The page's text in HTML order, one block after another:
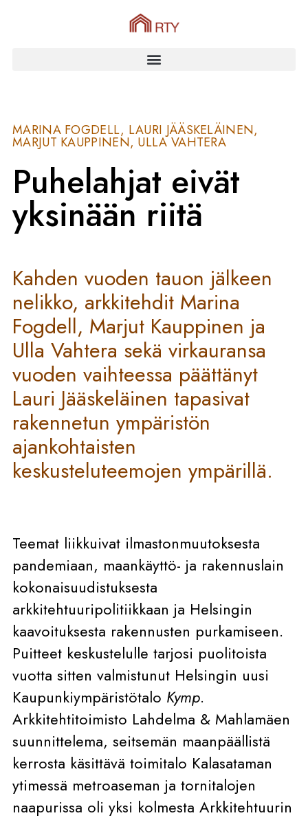
MARINA FOGDELL, LAURI JÄÄSKELÄINEN,
MARJUT KAUPPINEN, ULLA VAHTERA
Puhelahjat eivät
yksinään riitä
Kahden vuoden tauon jälkeen
nelikko, arkkitehdit Marina
Fogdell, Marjut Kauppinen ja
Ulla Vahtera sekä virkauransa
vuoden vaihteessa päättänyt
Lauri Jääskeläinen tapasivat
rakennetun ympäristön
ajankohtaisten
keskusteluteemojen ympärillä.
Teemat liikkuivat ilmastonmuutoksesta
pandemiaan, maankäyttö- ja rakennuslain
kokonaisuudistuksesta
arkkitehtuuripolitiikkaan ja Helsingin
kaavoituksesta rakennusten purkamiseen.
Puitteet keskustelulle tarjosi puolitoista
vuotta sitten valmistunut Helsingin uusi
Kaupunkiympäristötalo Kymp.
Arkkitehtitoimisto Lahdelma & Mahlamäen
suunnittelema, seitsemän maanpäällistä
kerrosta käsittävä toimitalo Kalasataman
ytimessä metroaseman ja tornitalojen
naapurissa oli yksi kolmesta Arkkitehtuurin